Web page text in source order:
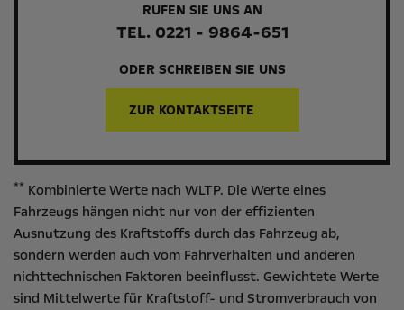
RUFEN SIE UNS AN
TEL. 0221 - 9864-651
ODER SCHREIBEN SIE UNS
ZUR KONTAKTSEITE
** Kombinierte Werte nach WLTP. Die Werte eines
Fahrzeugs hängen nicht nur von der effizienten
Ausnutzung des Kraftstoffs durch das Fahrzeug ab,
sondern werden auch vom Fahrverhalten und anderen
nichttechnischen Faktoren beeinflusst. Gewichtete Werte
sind Mittelwerte für Kraftstoff- und Stromverbrauch von